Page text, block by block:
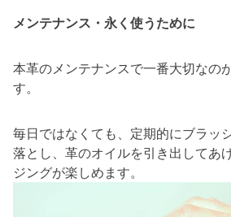
メンテナンス・永く使うために
本革のメンテナンスで一番大切なのが
す。
毎日ではなくても、定期的にブラッ
落とし、革のオイルを引き出してあ
ジングが楽しめます。